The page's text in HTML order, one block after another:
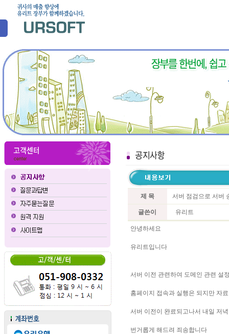
제 목 서버 점검으로 서버
글쓴이 유리트
안녕하세요
유리트입니다
서버 이전 관련하여 도메인 관련 설
홈페이지 접속과 실행은 되지만 자
서버 이전이 완료되고나서 내일 저
번거롭게 해드려 죄송합니다